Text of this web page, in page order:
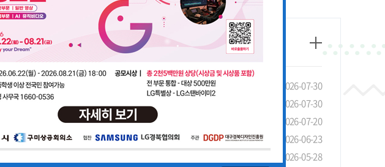
공지사항
「2026년 구미시 제조기업 실태조사」실시 안내 및 협조 요청
2026-07-30
[장애인복지과] 장애인 고용개선 장려금 제도 안내
2026-07-30
2026년 구미시 시민안전보험 안내
2026-07-20
제5회 Galaxy 사진공모전& 제4회 LG 영상공모전 개최
2026-06-23
2026-05-28